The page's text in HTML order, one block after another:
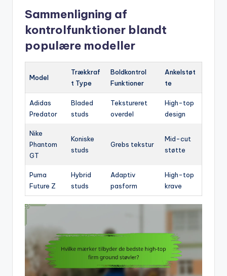
Sammenligning af
kontrolfunktioner blandt
populære modeller
Model
Trækkraf
t Type
Boldkontrol
Funktioner
Ankelstøt
te
Adidas
Predator
Bladed
studs
Tekstureret
overdel
High-top
design
Nike
Phantom
GT
Koniske
studs
Grebs tekstur
Mid-cut
støtte
Puma
Future Z
Hybrid
studs
Adaptiv
pasform
High-top
krave